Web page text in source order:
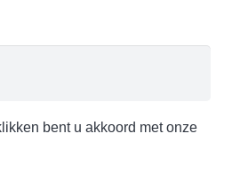
bent u akkoord met onze